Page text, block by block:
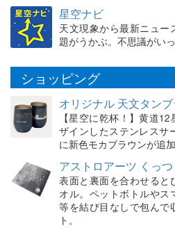
星空ナビ
天文現象から最新ニュ
題がうかぶ。不思議がい
ショッピング
オリジナル 天文タン
【星空に乾杯！】黄道
ザインしたステンレスサ
に新色モカブラウンが追加
アストロアーツ くっ
表面と裏面を合わせると
オル。ペットボトルや
等を結び目なしで包んで
ト。